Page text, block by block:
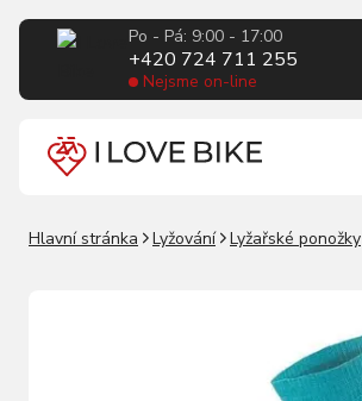
Po - Pá: 9:00 - 17:00
+420 724 711 255
Nejsme on-line
Hlavní stránka Lyžování Lyžařské ponožky